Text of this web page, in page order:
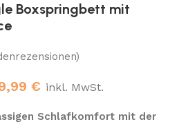
Boxspringbett mit
€ inkl. MwSt.
Schlafkomfort mit der